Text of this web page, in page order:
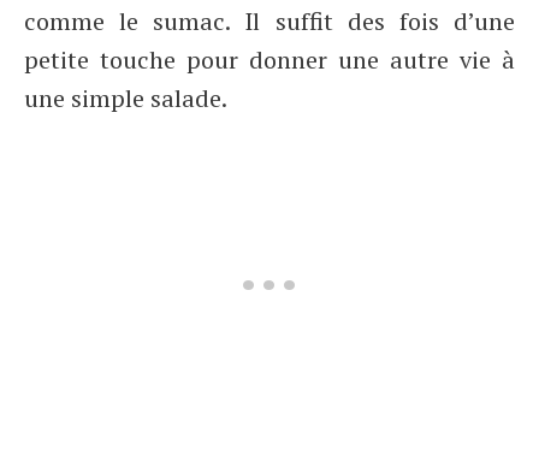
comme le sumac. Il suffit des fois d’une
petite touche pour donner une autre vie à
une simple salade.